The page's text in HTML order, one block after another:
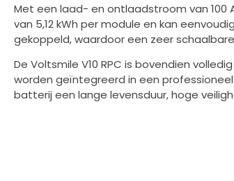
Met een laad- en ontlaadstroom van 100
van 5,12 kWh per module en kan
gekoppeld, waardoor een zeer
De Voltsmile V10 RPC is bovendien
worden geïntegreerd in een
batterij een lange levensduur, hoge